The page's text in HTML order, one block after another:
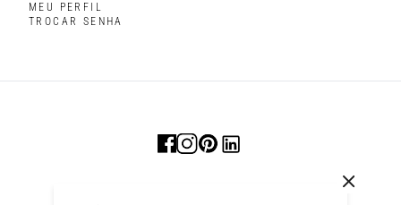
MEU PERFIL
TROCAR SENHA